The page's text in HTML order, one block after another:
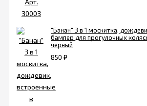
"Банан" 3 в 1 москитка,
бампер для прогулочных
черный
850 ₽